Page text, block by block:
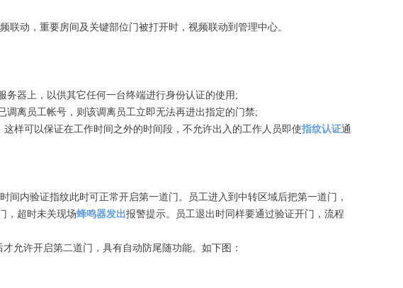
动，重要房间及关键部位门被打开时，视频联动到管理中心。
务器上，以供其它任何一台终端进行身份认证的使用;
离员工帐号，则该调离员工立即无法再进出指定的门禁;
可以保证在工作时间之外的时间段，不允许出入的工作人员即使指纹认证通
内验证指纹此时可正常开启第一道门。员工进入到中转区域后把第一道门，
，超时未关现场蜂鸣器发出报警提示。员工退出时同样要通过验证开门，流程
许开启第二道门，具有自动防尾随功能。如下图：